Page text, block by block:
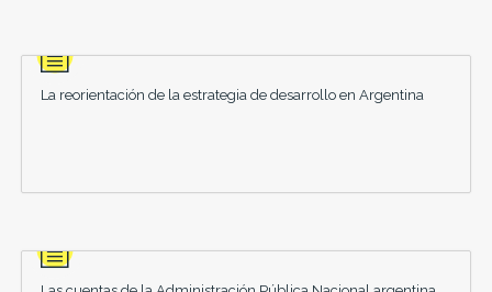
La reorientación de la estrategia de desarrollo en Argentina